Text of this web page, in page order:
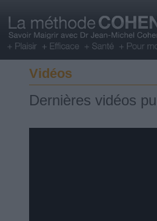
Vidéos
Dernières vidéos